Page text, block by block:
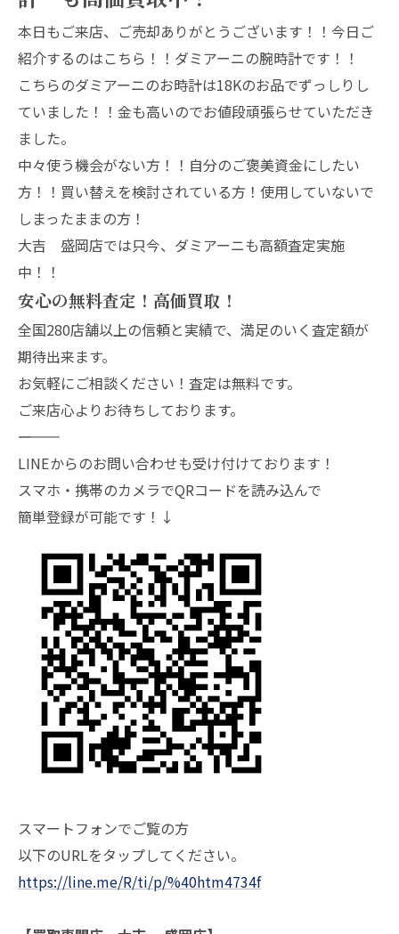
本日もご来店、ご売却ありがとうございます！！今日ご
紹介するのはこちら！！ダミアーニの腕時計です！！
こちらのダミアーニのお時計は18Kのお品でずっしりし
ていました！！金も高いのでお値段頑張らせていただき
ました。
中々使う機会がない方！！自分のご褒美資金にしたい
方！！買い替えを検討されている方！使用していないで
しまったままの方！
大吉 盛岡店では只今、ダミアーニも高額査定実施
中！！
安心の無料査定！高価買取！
全国280店舗以上の信頼と実績で、満足のいく査定額が
期待出来ます。
お気軽にご相談ください！査定は無料です。
ご来店心よりお待ちしております。
―――――――
LINEからのお問い合わせも受け付けております！
スマホ・携帯のカメラでQRコードを読み込んで
簡単登録が可能です！↓
スマートフォンでご覧の方
以下のURLをタップしてください。
https://line.me/R/ti/p/%40htm4734f